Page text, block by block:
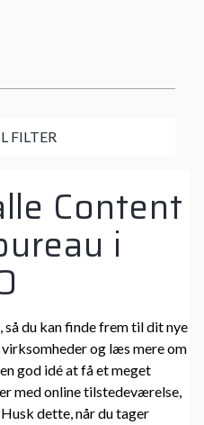
FILTER
Content
i
så du kan finde frem til dit nye
og læs mere om
god idé at få et meget
med online tilstedeværelse,
dette, når du tager